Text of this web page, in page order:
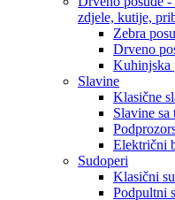
zdjele, kutije,
Zebra
Drveno
Kuhinjska
Slavine
Klasične
Slavine sa
Električni
Sudoperi
Klasični
Podpultni